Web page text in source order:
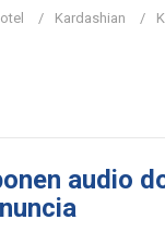
Kardashian
audio